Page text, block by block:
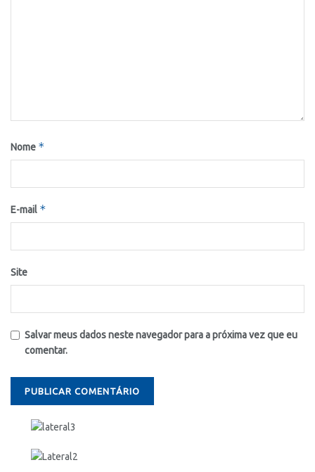
Nome *
E-mail *
Site
Salvar meus dados neste navegador para a próxima vez que eu
comentar.